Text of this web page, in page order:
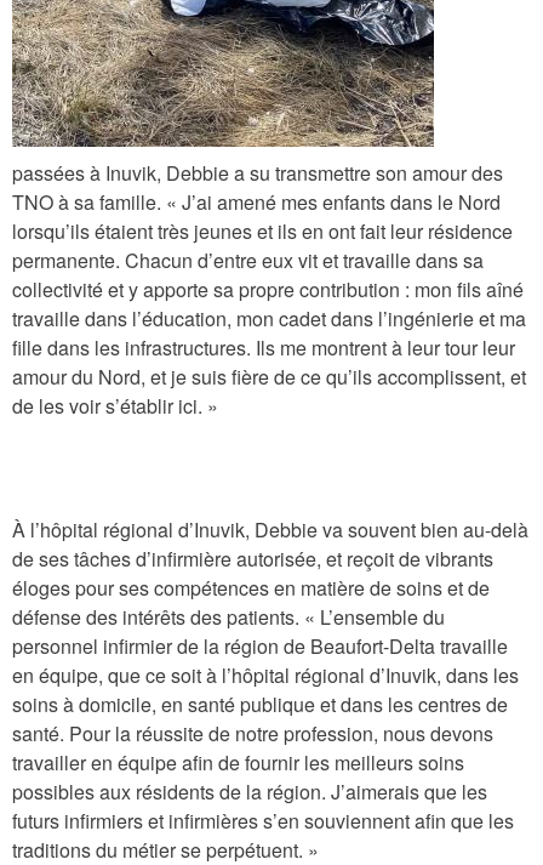
passées à Inuvik, Debbie a su transmettre son amour des
TNO à sa famille. « J’ai amené mes enfants dans le Nord
lorsqu’ils étaient très jeunes et ils en ont fait leur résidence
permanente. Chacun d’entre eux vit et travaille dans sa
collectivité et y apporte sa propre contribution : mon fils aîné
travaille dans l’éducation, mon cadet dans l’ingénierie et ma
fille dans les infrastructures. Ils me montrent à leur tour leur
amour du Nord, et je suis fière de ce qu’ils accomplissent, et
de les voir s’établir ici. »
À l’hôpital régional d’Inuvik, Debbie va souvent bien au-delà
de ses tâches d’infirmière autorisée, et reçoit de vibrants
éloges pour ses compétences en matière de soins et de
défense des intérêts des patients. « L’ensemble du
personnel infirmier de la région de Beaufort-Delta travaille
en équipe, que ce soit à l’hôpital régional d’Inuvik, dans les
soins à domicile, en santé publique et dans les centres de
santé. Pour la réussite de notre profession, nous devons
travailler en équipe afin de fournir les meilleurs soins
possibles aux résidents de la région. J’aimerais que les
futurs infirmiers et infirmières s’en souviennent afin que les
traditions du métier se perpétuent. »